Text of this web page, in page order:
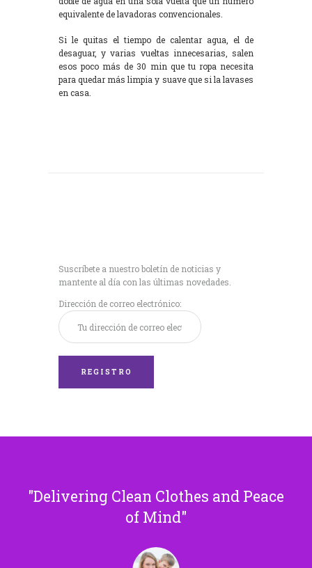
equivalente de lavadoras convencionales.
Si le quitas el tiempo de calentar agua, el de
desaguar, y varias vueltas innecesarias, salen
esos poco más de 30 min que tu ropa necesita
para quedar más limpia y suave que si la lavases
en casa.
Suscríbete a nuestro boletín de noticias y
mantente al día con las últimas novedades.
Dirección de correo electrónico:
Delivering Clean Clothes and Peace
of Mind